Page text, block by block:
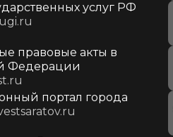
услуг РФ
правовые акты в
Федерации
портал города